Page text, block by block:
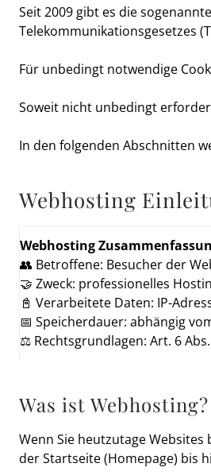
Seit 2009 gibt es die
Telekommunikationsgesetzes
Für unbedingt notwendige
Soweit nicht unbedingt
In den folgenden Abschnitten
Webhosting
Webhosting
👥 Betroffene: Besucher der
🤝 Zweck: professionelles
📓 Verarbeitete Daten: IP-
📅 Speicherdauer: abhängig
⚖️ Rechtsgrundlagen: Art. 6
Was ist Webhosting?
Wenn Sie heutzutage
der Startseite (Homepage) bis